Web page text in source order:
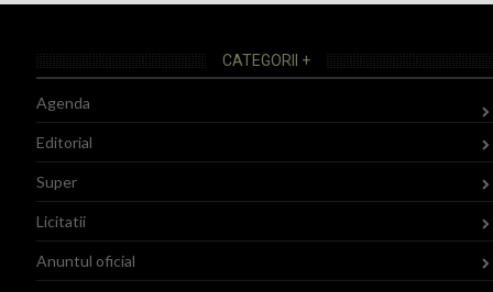
CATEGORII +
Agenda
Editorial
Super
Licitatii
Anuntul oficial